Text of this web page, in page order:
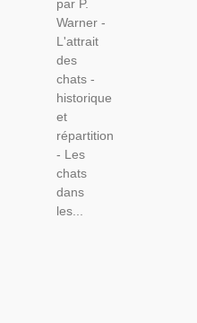
par P.
Warner -
L'attrait
des
chats -
historique
et
répartition
- Les
chats
dans
les...